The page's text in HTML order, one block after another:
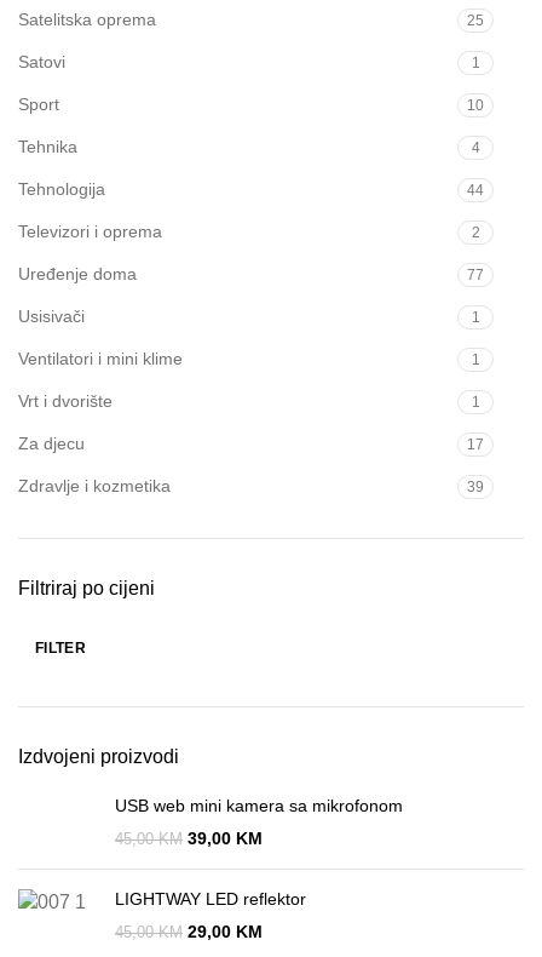
Satelitska oprema 25
Satovi 1
Sport 10
Tehnika 4
Tehnologija 44
Televizori i oprema 2
Uređenje doma 77
Usisivači 1
Ventilatori i mini klime 1
Vrt i dvorište 1
Za djecu 17
Zdravlje i kozmetika 39
Filtriraj po cijeni
FILTER
Izdvojeni proizvodi
USB web mini kamera sa mikrofonom
45,00KM 39,00 KM
LIGHTWAY LED reflektor
45,00KM 29,00 KM